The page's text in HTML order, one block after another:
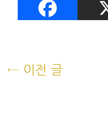
←이전 글